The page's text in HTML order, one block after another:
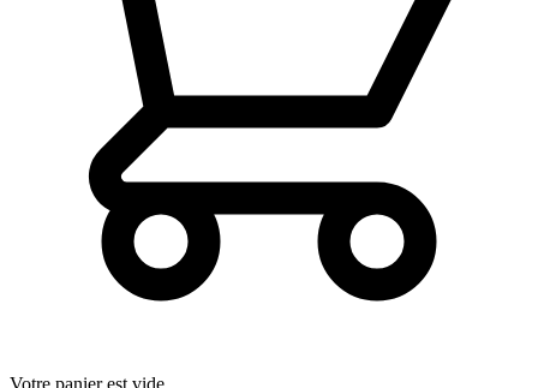
Votre panier est vide